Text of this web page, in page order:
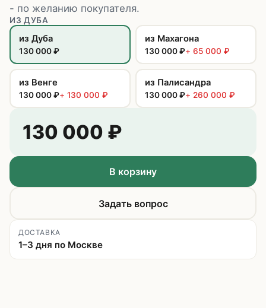
- по желанию покупателя.
ИЗ ДУБА
из Дуба
130 000₽
из Махагона
130 000₽+ 65 000 ₽
из Венге
130 000₽+ 130 000 ₽
из Палисандра
130 000₽+ 260 000 ₽
130 000 ₽
В корзину
Задать вопрос
ДОСТАВКА
1–3 дня по Москве